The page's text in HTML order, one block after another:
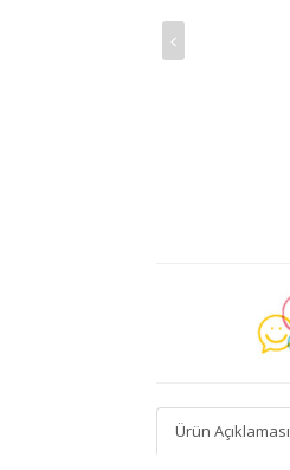
Ürün Açıklaması